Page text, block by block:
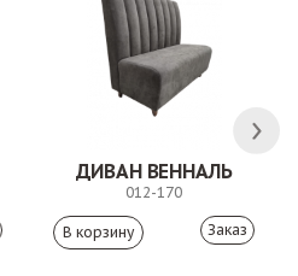
ДИВАН ВЕННАЛЬ
012-170
Заказ